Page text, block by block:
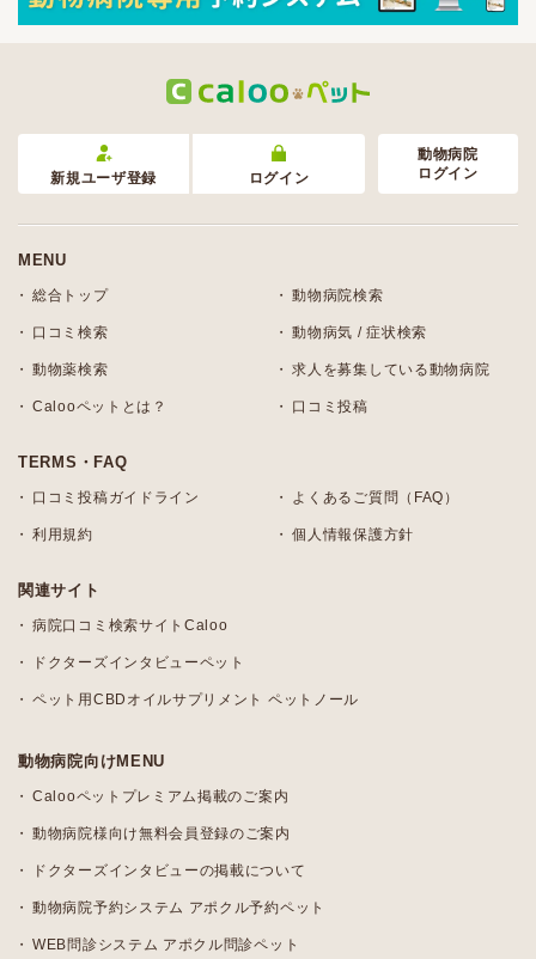
新規ユーザ登録 ログイン
動物病院
ログイン
MENU
総合トップ 動物病院検索
口コミ検索 動物病気 / 症状検索
動物薬検索 求人を募集している動物病院
Calooペットとは？ 口コミ投稿
TERMS・FAQ
口コミ投稿ガイドライン よくあるご質問（FAQ）
利用規約 個人情報保護方針
関連サイト
病院口コミ検索サイトCaloo
ドクターズインタビューペット
ペット用CBDオイルサプリメント ペットノール
動物病院向けMENU
Calooペットプレミアム掲載のご案内
動物病院様向け無料会員登録のご案内
ドクターズインタビューの掲載について
動物病院予約システム アポクル予約ペット
WEB問診システム アポクル問診ペット